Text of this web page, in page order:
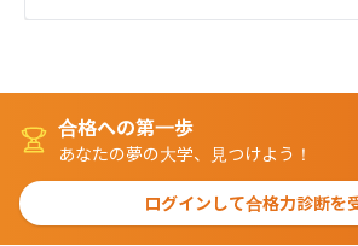
合格への第一歩
あなたの夢の大学、見つけよう！
ログインして合格力診断を